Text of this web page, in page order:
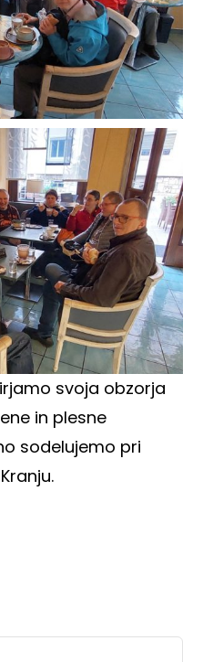
svoja obzorja
in plesne
sodelujemo pri